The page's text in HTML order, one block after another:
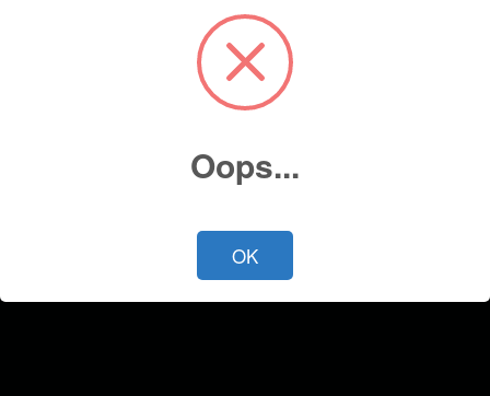
Cotiza ahora
Oops...
OK